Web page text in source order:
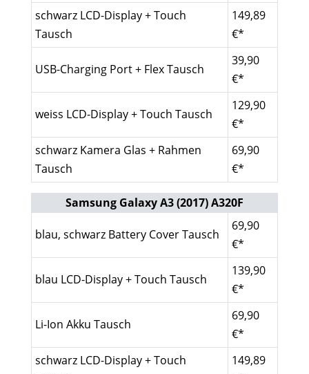
schwarz LCD-Display + Touch
Tausch
149,89
€*
USB-Charging Port + Flex Tausch
39,90
€*
weiss LCD-Display + Touch Tausch
129,90
€*
schwarz Kamera Glas + Rahmen
Tausch
69,90
€*
Samsung Galaxy A3 (2017) A320F
blau, schwarz Battery Cover Tausch
69,90
€*
blau LCD-Display + Touch Tausch
139,90
€*
Li-Ion Akku Tausch
69,90
€*
schwarz LCD-Display + Touch
149,89